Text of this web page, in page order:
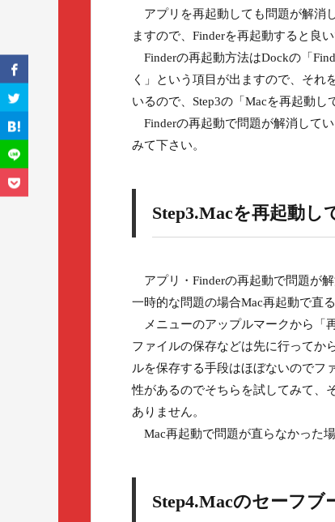
アプリを再起動しても問題が解消
ますので、Finderを再起動すると良い
Finderの再起動方法はDockの「
く」という項目が出ますので、それ
いるので、Step3の「Macを再起動し
Finderの再起動で問題が解消して
みて下さい。
Step3.Macを再起動し
アプリ・Finderの再起動で問題が
一時的な問題の場合Mac再起動で直
メニューのアップルマークから「
ファイルの保存などは先に行ってか
ルを保存する手段はほぼないので
性があるのでそちらを試してみて、
ありません。
Mac再起動で問題が直らなかった
Step4.Macのセーフブ